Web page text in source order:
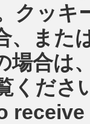
クッキ
、また
場合は
くださ
receive